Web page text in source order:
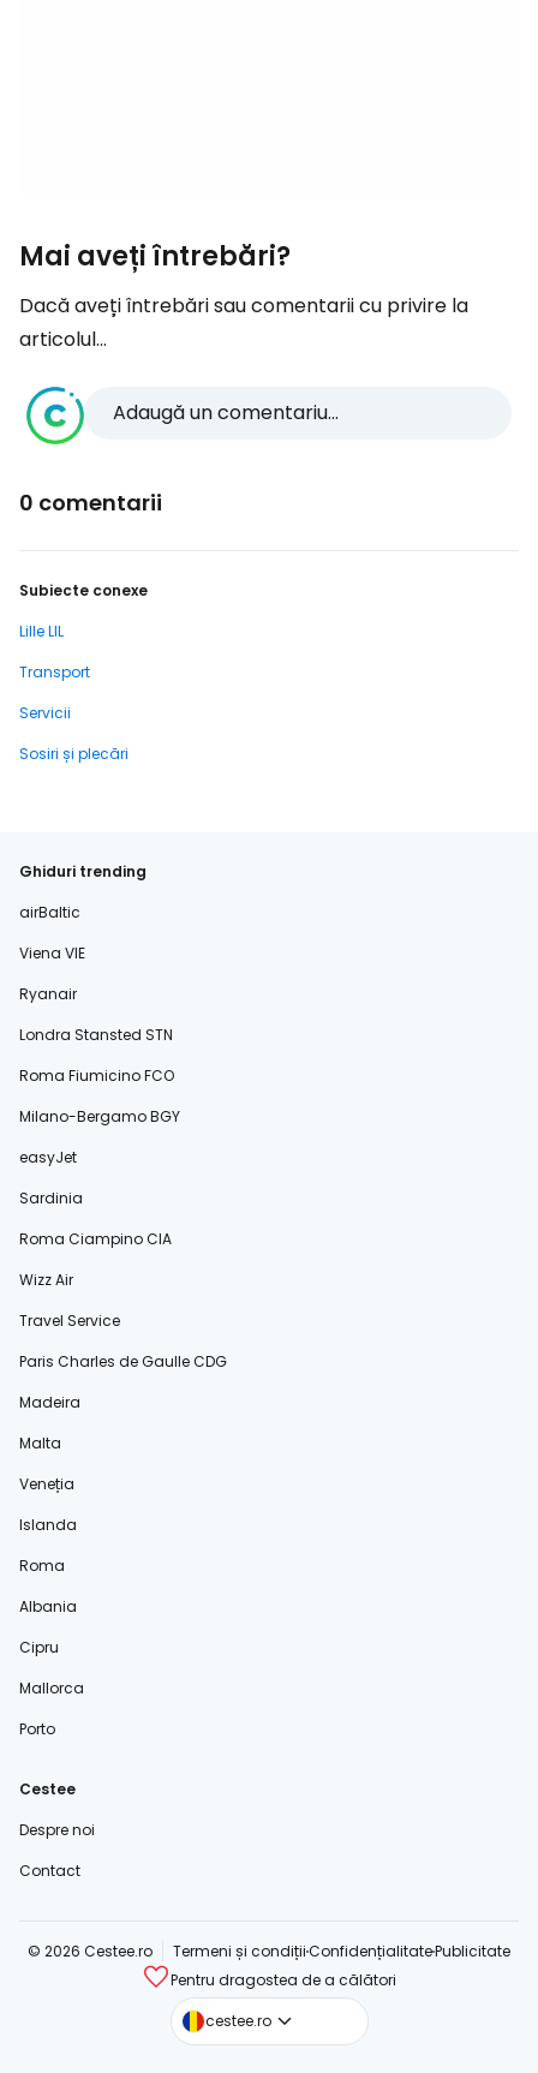
Mai aveți întrebări?
Dacă aveți întrebări sau comentarii cu privire la
articolul...
Adaugă un comentariu...
0 comentarii
Subiecte conexe
Lille LIL
Transport
Servicii
Sosiri și plecări
Ghiduri trending
airBaltic
Viena VIE
Ryanair
Londra Stansted STN
Roma Fiumicino FCO
Milano-Bergamo BGY
easyJet
Sardinia
Roma Ciampino CIA
Wizz Air
Travel Service
Paris Charles de Gaulle CDG
Madeira
Malta
Veneția
Islanda
Roma
Albania
Cipru
Mallorca
Porto
Cestee
Despre noi
Contact
© 2026 Cestee.ro Termeni și condițiiConfidențialitatePublicitate
Pentru dragostea de a călători
cestee.ro
cestee.com
cestee.sk